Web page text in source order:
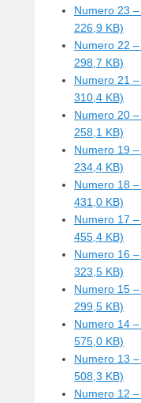
Numero 23
226,9 KB)
Numero 22
298,7 KB)
Numero 21
310,4 KB)
Numero 20
258,1 KB)
Numero 19
234,4 KB)
Numero 18
431,0 KB)
Numero 17
455,4 KB)
Numero 16
323,5 KB)
Numero 15
299,5 KB)
Numero 14
575,0 KB)
Numero 13
508,3 KB)
Numero 12